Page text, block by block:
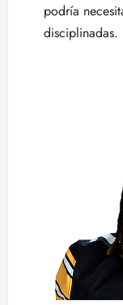
podría
disciplinadas.